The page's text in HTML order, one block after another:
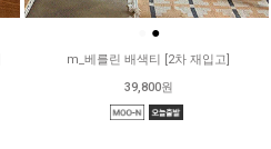
●
m_베를린 배색티 [2차 재입고]
39,800원